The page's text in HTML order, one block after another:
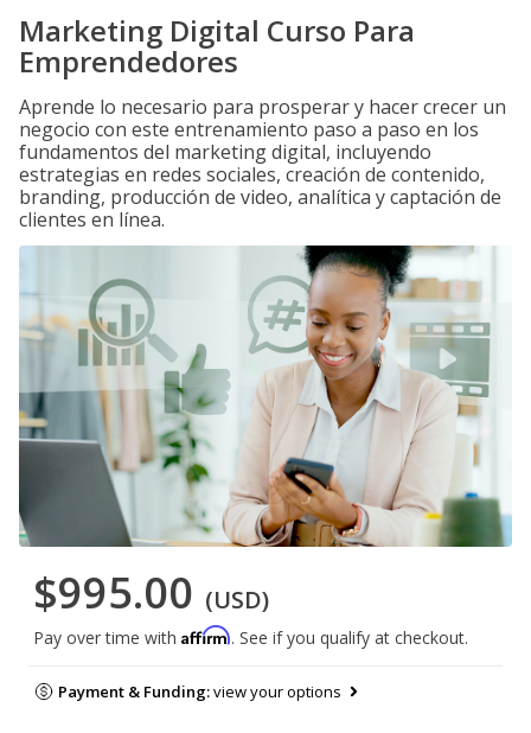
Marketing Digital Curso Para
Emprendedores
Aprende lo necesario para prosperar y hacer crecer un
negocio con este entrenamiento paso a paso en los
fundamentos del marketing digital, incluyendo
estrategias en redes sociales, creación de contenido,
branding, producción de video, analítica y captación de
clientes en línea.
$995.00 (USD)
Pay over time with Affirm. See if you qualify at checkout.
Payment & Funding:view your options